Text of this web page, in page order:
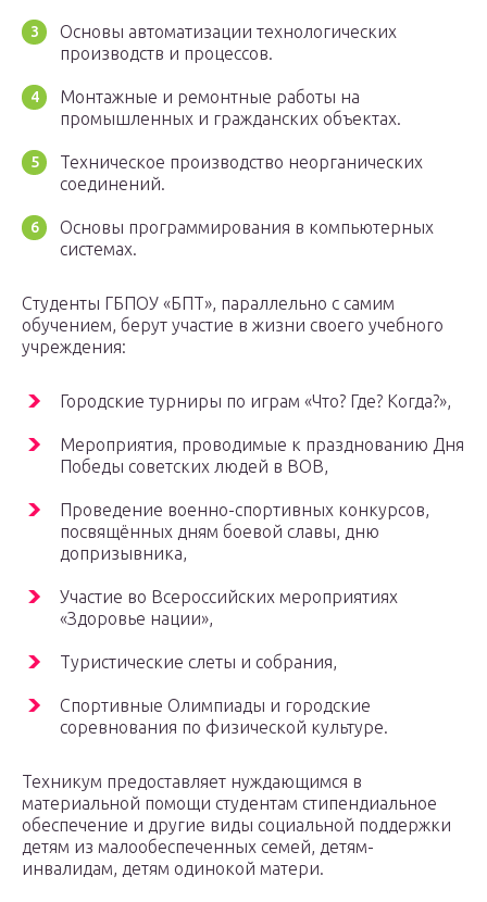
Основы автоматизации технологических
производств и процессов.
Монтажные и ремонтные работы на
промышленных и гражданских объектах.
Техническое производство неорганических
соединений.
Основы программирования в компьютерных
системах.
Студенты ГБПОУ «БПТ», параллельно с самим
обучением, берут участие в жизни своего учебного
учреждения:
Городские турниры по играм «Что? Где? Когда?»,
Мероприятия, проводимые к празднованию Дня
Победы советских людей в ВОВ,
Проведение военно-спортивных конкурсов,
посвящённых дням боевой славы, дню
допризывника,
Участие во Всероссийских мероприятиях
«Здоровье нации»,
Туристические слеты и собрания,
Спортивные Олимпиады и городские
соревнования по физической культуре.
Техникум предоставляет нуждающимся в
материальной помощи студентам стипендиальное
обеспечение и другие виды социальной поддержки
детям из малообеспеченных семей, детям-
инвалидам, детям одинокой матери.